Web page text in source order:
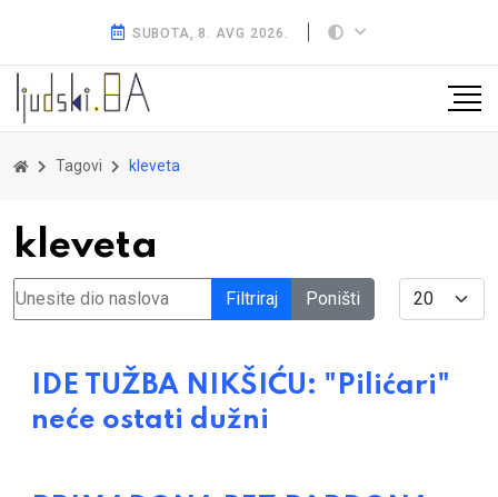
SUBOTA, 8. AVG 2026.
Tagovi kleveta
kleveta
Unesite dio naslova Filtriraj Poništi Display #
IDE TUŽBA NIKŠIĆU: "Pilićari"
neće ostati dužni